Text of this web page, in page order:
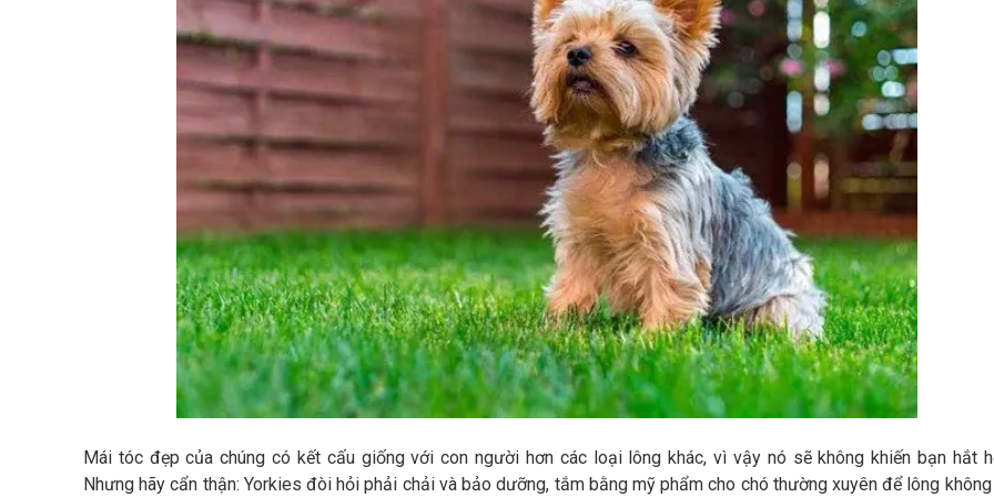
Mái tóc đẹp của chúng có kết cấu giống với con người hơn các loại lông khác, vì vậy nó sẽ không khiến bạn hắt
Nhưng hãy cẩn thận: Yorkies đòi hỏi phải chải và bảo dưỡng, tắm bằng mỹ phẩm cho chó thường xuyên để lông